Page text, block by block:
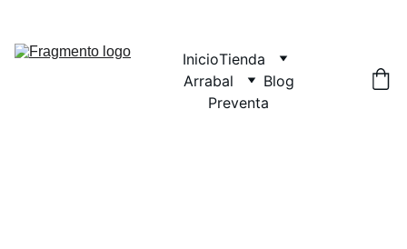
InicioTienda
Arrabal
Blog
Preventa